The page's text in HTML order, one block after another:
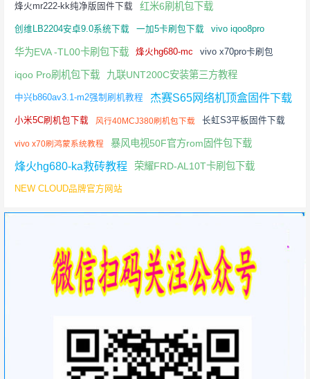
烽火mr222-kk纯净版固件下载 红米6刷机包下载
创维LB2204安卓9.0系统下载 一加5卡刷包下载 vivo iqoo8pro
华为EVA -TL00卡刷包下载 烽火hg680-mc vivo x70pro卡刷包
iqoo Pro刷机包下载 九联UNT200C安装第三方教程
中兴b860av3.1-m2强制刷机教程 杰赛S65网络机顶盒固件下载
小米5C刷机包下载 风行40MCJ380刷机包下载 长虹S3平板固件下载
vivo x70刷鸿蒙系统教程 暴风电视50F官方rom固件包下载
烽火hg680-ka救砖教程 荣耀FRD-AL10T卡刷包下载
NEW CLOUD品牌官方网站